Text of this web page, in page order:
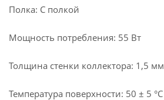
Полка: С полкой
Мощность потребления: 55 Вт
Толщина стенки коллектора: 1,5 мм
Температура поверхности: 50 ± 5 °С